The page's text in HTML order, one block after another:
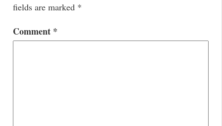
fields are marked *
Comment *